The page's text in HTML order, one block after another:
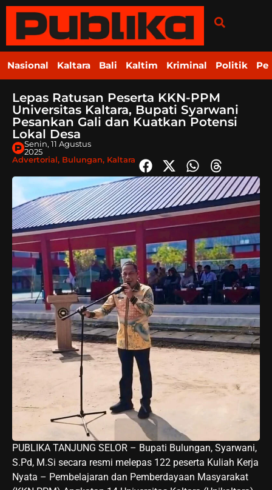
Nasional Kaltara Bali Kaltim Kriminal Politik
Lepas Ratusan Peserta KKN-PPM
Universitas Kaltara, Bupati Syarwani
Pesankan Gali dan Kuatkan Potensi
Lokal Desa
Senin, 11 Agustus
2025
Advertorial, Bulungan, Kaltara
PUBLIKA TANJUNG SELOR – Bupati Bulungan, Syarwani,
S.Pd, M.Si secara resmi melepas 122 peserta Kuliah Kerja
Nyata – Pembelajaran dan Pemberdayaan Masyarakat